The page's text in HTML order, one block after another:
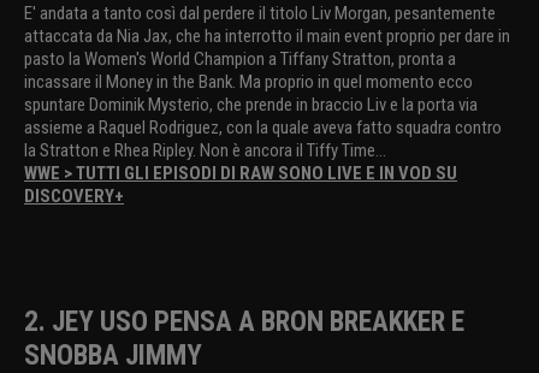
E' andata a tanto così dal perdere il titolo Liv Morgan, pesantemente
attaccata da Nia Jax, che ha interrotto il main event proprio per dare in
pasto la Women's World Champion a Tiffany Stratton, pronta a
incassare il Money in the Bank. Ma proprio in quel momento ecco
spuntare Dominik Mysterio, che prende in braccio Liv e la porta via
assieme a Raquel Rodriguez, con la quale aveva fatto squadra contro
la Stratton e Rhea Ripley. Non è ancora il Tiffy Time...
WWE > TUTTI GLI EPISODI DI RAW SONO LIVE E IN VOD SU
DISCOVERY+
2. JEY USO PENSA A BRON BREAKKER E
SNOBBA JIMMY